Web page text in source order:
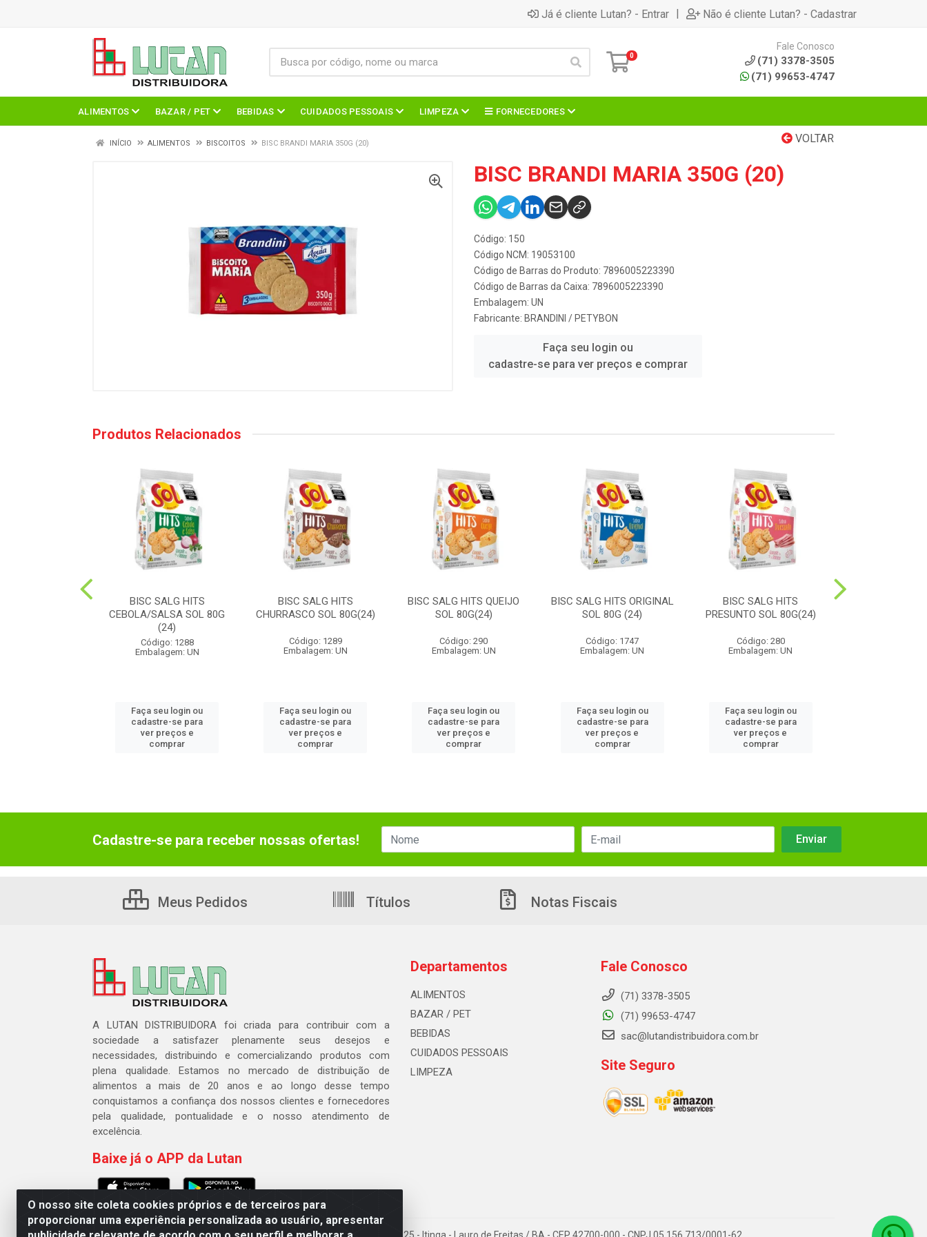
Já é cliente Lutan? - Entrar | Não é cliente Lutan? - Cadastrar
0
Fale Conosco
(71) 3378-3505
(71) 99653-4747
ALIMENTOS BAZAR / PET BEBIDAS CUIDADOS PESSOAIS LIMPEZA FORNECEDORES
VOLTAR
INÍCIO ALIMENTOS BISCOITOS BISC BRANDI MARIA 350G (20)
BISC BRANDI MARIA 350G (20)
Código: 150
Código NCM: 19053100
Código de Barras do Produto: 7896005223390
Código de Barras da Caixa: 7896005223390
Embalagem: UN
Fabricante: BRANDINI / PETYBON
Faça seu login ou
cadastre-se para ver preços e comprar
Produtos Relacionados
BISC SALG HITS
CEBOLA/SALSA SOL 80G
(24)
Código: 1288
Embalagem: UN
Faça seu login ou
cadastre-se para
ver preços e
comprar
BISC SALG HITS
CHURRASCO SOL 80G(24)
Código: 1289
Embalagem: UN
Faça seu login ou
cadastre-se para
ver preços e
comprar
BISC SALG HITS QUEIJO
SOL 80G(24)
Código: 290
Embalagem: UN
Faça seu login ou
cadastre-se para
ver preços e
comprar
BISC SALG HITS ORIGINAL
SOL 80G (24)
Código: 1747
Embalagem: UN
Faça seu login ou
cadastre-se para
ver preços e
comprar
BISC SALG HITS
PRESUNTO SOL 80G(24)
Código: 280
Embalagem: UN
Faça seu login ou
cadastre-se para
ver preços e
comprar
O nosso site coleta cookies próprios e de terceiros para
proporcionar uma experiência personalizada ao usuário, apresentar
Cadastre-se para receber nossas ofertas!
Meus Pedidos Títulos Notas Fiscais
A LUTAN DISTRIBUIDORA foi criada para contribuir com a
sociedade a satisfazer plenamente seus desejos e
necessidades, distribuindo e comercializando produtos com
plena qualidade. Estamos no mercado de distribuição de
alimentos a mais de 20 anos e ao longo desse tempo
conquistamos a confiança dos nossos clientes e fornecedores
pela qualidade, pontualidade e o nosso atendimento de
excelência.
Baixe já o APP da Lutan
Departamentos
ALIMENTOS
BAZAR / PET
BEBIDAS
CUIDADOS PESSOAIS
LIMPEZA
Fale Conosco
(71) 3378-3505
(71) 99653-4747
sac@lutandistribuidora.com.br
Site Seguro